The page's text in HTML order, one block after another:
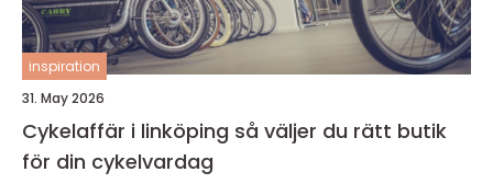
inspiration
31. May 2026
Cykelaffär i linköping så väljer du rätt butik
för din cykelvardag